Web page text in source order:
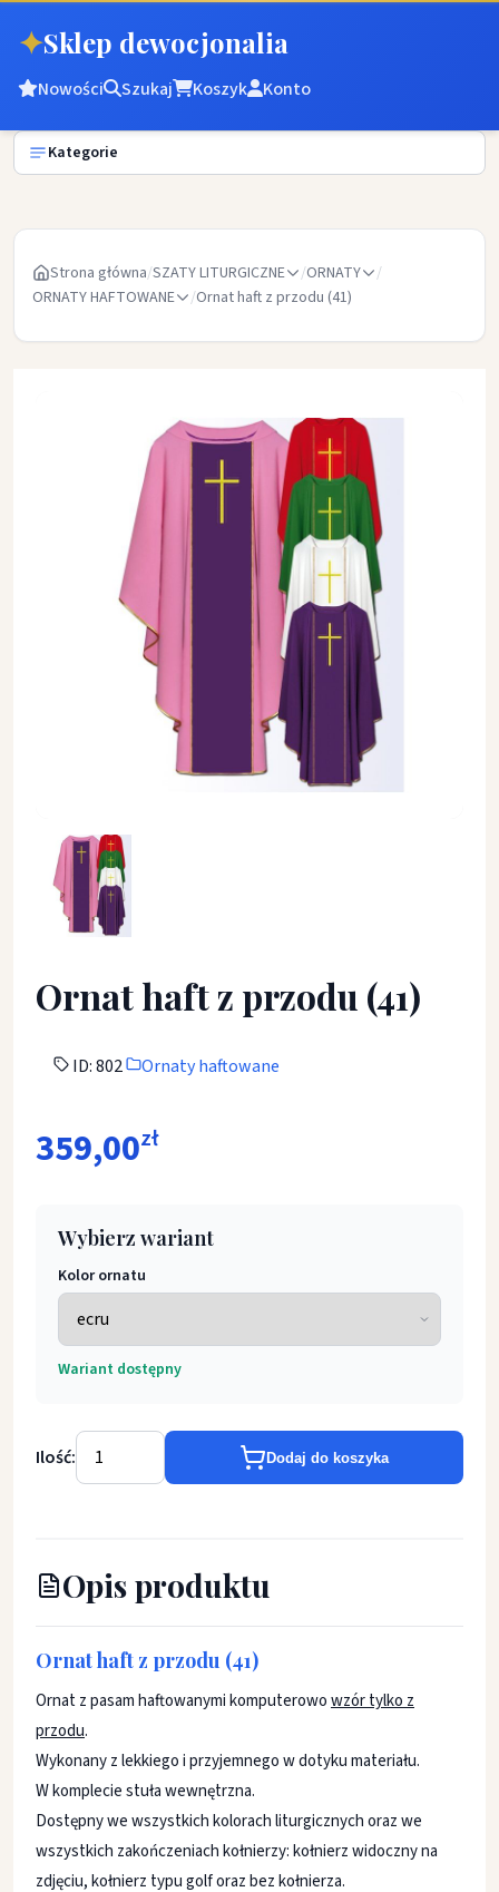
✦Sklep dewocjonalia
Nowości Szukaj Koszyk Konto
Kategorie
Strona główna/SZATY LITURGICZNE /ORNATY
/
ORNATY HAFTOWANE
/Ornat haft z przodu (41)
Ornat haft z przodu (41) - Ornaty haftowane - Ornat haft z
Ornat haft z przodu (41)
ID: 802 Ornaty haftowane
359,00zł
Wybierz wariant
Kolor ornatu
Wariant dostępny
Ilość: Dodaj do koszyka
Opis produktu
Ornat haft z przodu (41)
Ornat z pasam haftowanymi komputerowowzór tylko z
przodu.
Wykonany z lekkiego i przyjemnego w dotyku materiału.
W komplecie stuła wewnętrzna.
Dostępny we wszystkich kolorach liturgicznych oraz we
wszystkich zakończeniach kołnierzy: kołnierz widoczny na
zdjęciu, kołnierz typu golf oraz bez kołnierza.